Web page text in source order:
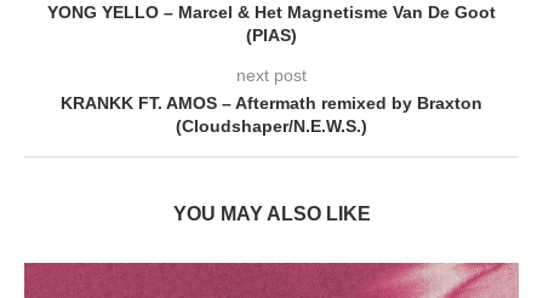
YONG YELLO – Marcel & Het Magnetisme Van De Goot
(PIAS)
next post
KRANKK FT. AMOS – Aftermath remixed by Braxton
(Cloudshaper/N.E.W.S.)
YOU MAY ALSO LIKE